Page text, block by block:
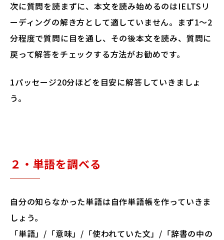
次に質問を読まずに、本文を読み始めるのはIELTSリ
ーディングの解き方として適していません。まず1～2
分程度で質問に目を通し、その後本文を読み、質問に
戻って解答をチェックする方法がお勧めです。
1パッセージ20分ほどを目安に解答していきましょ
う。
２・単語を調べる
自分の知らなかった単語は自作単語帳を作っていきま
しょう。
「単語」/「意味」/「使われていた文」/「辞書の中の